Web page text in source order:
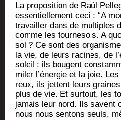
La pro­po­si­tion de Raúl
essen­tiel­le­ment ceci : “A
tra­vailler dans de mul­tiples
comme les tour­ne­sols. A
sol ? Ce sont des
la vie, de leurs racines, de
soleil : ils bougent
mi­ler l’éner­gie et la joie.
reux, ils jettent leurs
plus de vie. Et sur­tout, les
jamais leur nord. Ils savent
nous nous sen­tons seuls,